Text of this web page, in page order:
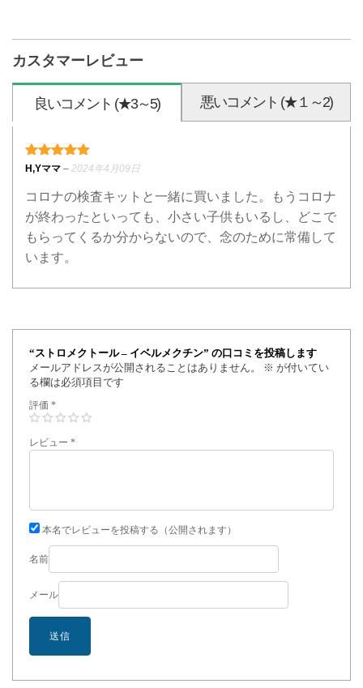
カスタマーレビュー
良いコメント (★3～5) 悪いコメント (★１～2)
5段階中5の評価
H,Yママ – 2024年4月09日
コロナの検査キットと一緒に買いました。もうコロナ
が終わったといっても、小さい子供もいるし、どこで
もらってくるか分からないので、念のために常備して
います。
“ストロメクトール – イベルメクチン” の口コミを投稿します
メールアドレスが公開されることはありません。
※ が付いてい
る欄は必須項目です
評価 *
レビュー *
本名でレビューを投稿する（公開されます）
名前
メール